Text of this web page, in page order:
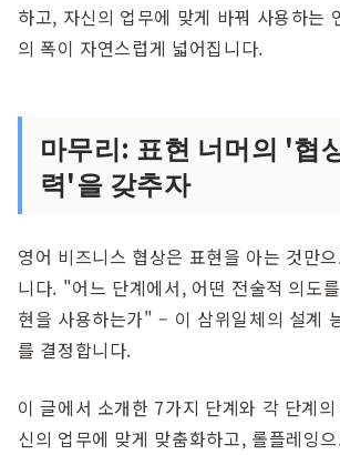
하고, 자신의 업무에 맞게 바꿔 사용하는
의 폭이 자연스럽게 넓어집니다.
마무리: 표현 너머의 '협
력'을 갖추자
영어 비즈니스 협상은 표현을 아는 것만
니다. "어느 단계에서, 어떤 전술적 의도
현을 사용하는가" – 이 삼위일체의 설계
를 결정합니다.
이 글에서 소개한 7가지 단계와 각 단계
신의 업무에 맞게 맞춤화하고, 롤플레잉